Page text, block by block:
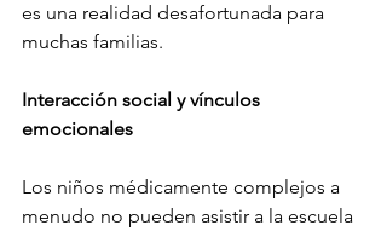
es una realidad desafortunada para
muchas familias.
Interacción social y vínculos
emocionales
Los niños médicamente complejos a
menudo no pueden asistir a la escuela